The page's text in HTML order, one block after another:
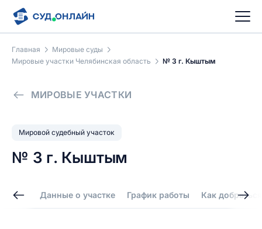
Главная
Мировые суды
Мировые участки Челябинская область
№ 3 г. Кыштым
МИРОВЫЕ УЧАСТКИ
Мировой судебный участок
№ 3 г. Кыштым
Данные о участке График работы Как добраться